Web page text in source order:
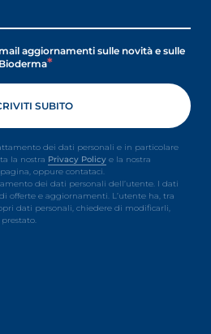
aggiornamenti sulle novità e sulle
dei dati personali e in particolare
la nostra Privacy Policy e la nostra
oppure contataci.
dei dati personali dell’utente. I dati
offerte e aggiornamenti. L’utente ha, tra
dati personali, chiedere di modificarli,